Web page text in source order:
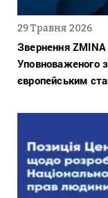
29 Травня 2026
Звернення
Уповноваженого
європейським